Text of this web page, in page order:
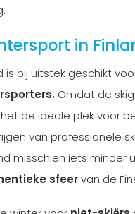
in
is bij uitstek geschikt
Omdat de
de ideale plek voor
van professionele
misschien iets
sfeervan de